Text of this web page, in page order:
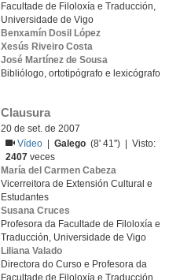
Facultade de Filoloxía e Traducción,
Universidade de Vigo
Benxamín Dosil López
Xesús Riveiro Costa
José Martínez de Sousa
Bibliólogo, ortotipógrafo e lexicógrafo
Clausura
20 de set. de 2007
Vídeo
|Galego (8' 41'') | Visto:
2407 veces
María del Carmen Cabeza
Vicerreitora de Extensión Cultural e
Estudantes
Susana Cruces
Profesora da Facultade de Filoloxía e
Traducción, Universidade de Vigo
Liliana Valado
Directora do Curso e Profesora da
Facultade de Filoloxía e Traducción,